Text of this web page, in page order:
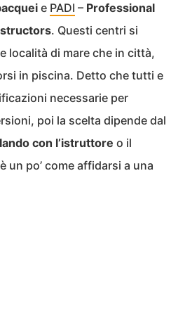
e PADI – Professional
. Questi centri si
località di mare che in città,
in piscina. Detto che tutti e
necessarie per
poi la scelta dipende dal
con l’istruttore o il
un po’ come affidarsi a una